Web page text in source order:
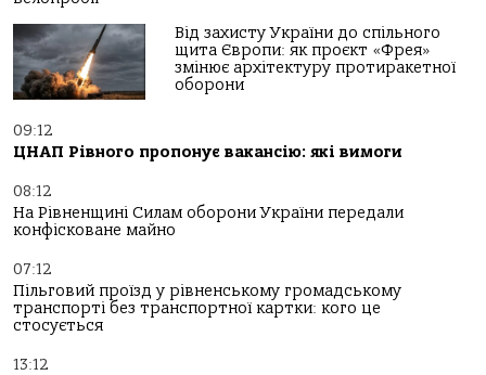
Від захисту України до спільного
щита Європи: як проєкт «Фрея»
змінює архітектуру протиракетної
оборони
09:12
ЦНАП Рівного пропонує вакансію: які вимоги
08:12
На Рівненщині Силам оборони України передали
конфісковане майно
07:12
Пільговий проїзд у рівненському громадському
транспорті без транспортної картки: кого це
стосується
13:12